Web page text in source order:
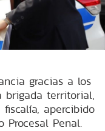
gracias a los
brigada territorial,
apercibido
Penal.